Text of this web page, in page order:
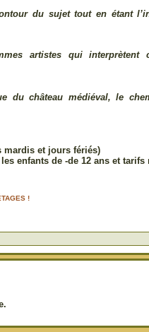
du sujet tout en étant
artistes qui interprètent
du château médiéval, le
mardis et jours fériés)
enfants de -de 12 ans et tarifs
!